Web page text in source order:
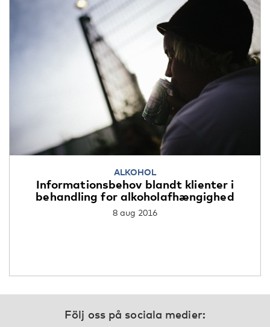
ALKOHOL
Informationsbehov blandt klienter i
behandling for alkoholafhængighed
8 aug 2016
Följ oss på sociala medier: